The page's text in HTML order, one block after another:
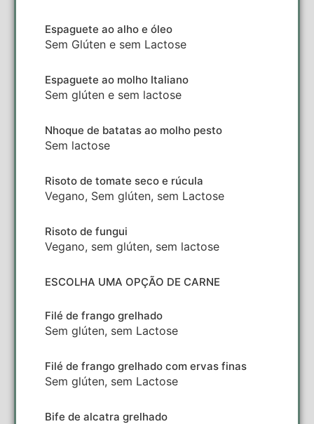
Espaguete ao alho e óleo
Sem Glúten e sem Lactose
Espaguete ao molho Italiano
Sem glúten e sem lactose
Nhoque de batatas ao molho pesto
Sem lactose
Risoto de tomate seco e rúcula
Vegano, Sem glúten, sem Lactose
Risoto de fungui
Vegano, sem glúten, sem lactose
ESCOLHA UMA OPÇÃO DE CARNE
Filé de frango grelhado
Sem glúten, sem Lactose
Filé de frango grelhado com ervas finas
Sem glúten, sem Lactose
Bife de alcatra grelhado